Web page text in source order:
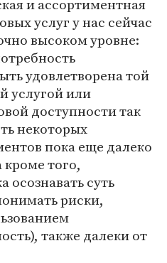
и ассортиментная
услуг у нас сейчас
высоком уровне:
удовлетворена той
услугой или
доступности так
некоторых
пока еще далеко
того,
осознавать суть
риски,
также далеки от